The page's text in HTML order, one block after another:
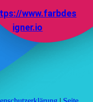
www.farbdes
igner.io